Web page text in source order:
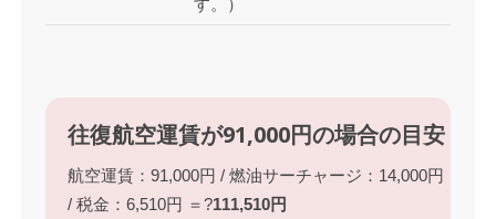
往復航空運賃が91,000円の場合の目安
航空運賃：91,000円 / 燃油サーチャージ：14,000円
/ 税金：6,510円 ＝?111,510円